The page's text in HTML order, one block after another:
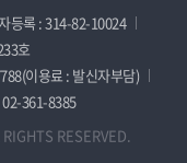
등록 : 314-82-10024
호
이용료 : 발신자부담)
02-361-8385
RESERVED.